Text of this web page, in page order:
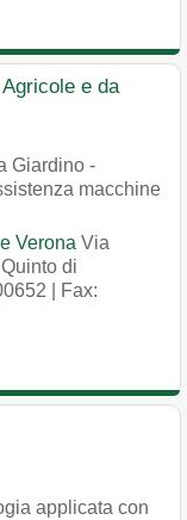
e da
Giardino -
macchine
Verona Via
di
| Fax:
applicata con